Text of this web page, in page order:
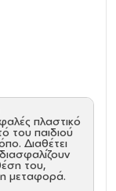
πλαστικό
του παιδιού
Διαθέτει
του,
μεταφορά.